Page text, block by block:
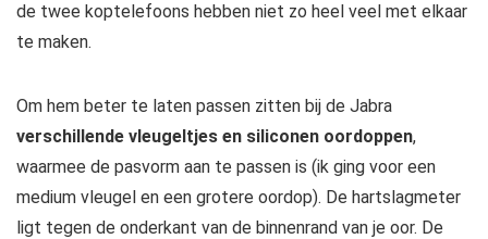
de twee koptelefoons hebben niet zo heel veel met elkaar
te maken.
Om hem beter te laten passen zitten bij de Jabra
verschillende vleugeltjes en siliconen oordoppen,
waarmee de pasvorm aan te passen is (ik ging voor een
medium vleugel en een grotere oordop). De hartslagmeter
ligt tegen de onderkant van de binnenrand van je oor. De